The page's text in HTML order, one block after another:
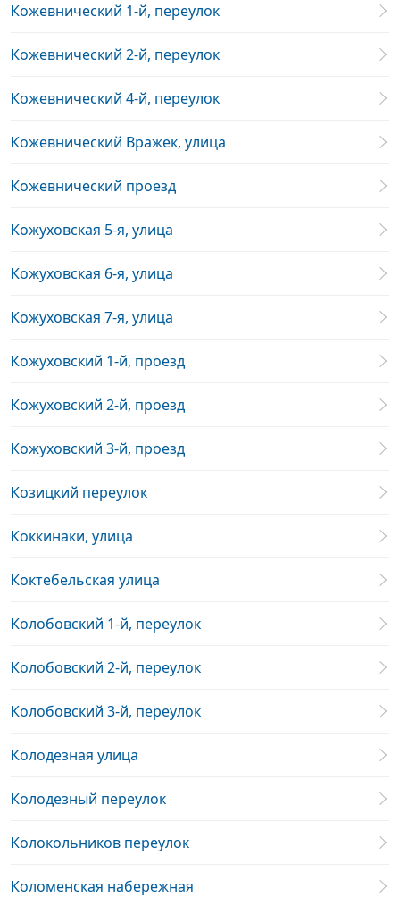
Кожевнический 1-й, переулок
Кожевнический 2-й, переулок
Кожевнический 4-й, переулок
Кожевнический Вражек, улица
Кожевнический проезд
Кожуховская 5-я, улица
Кожуховская 6-я, улица
Кожуховская 7-я, улица
Кожуховский 1-й, проезд
Кожуховский 2-й, проезд
Кожуховский 3-й, проезд
Козицкий переулок
Коккинаки, улица
Коктебельская улица
Колобовский 1-й, переулок
Колобовский 2-й, переулок
Колобовский 3-й, переулок
Колодезная улица
Колодезный переулок
Колокольников переулок
Коломенская набережная